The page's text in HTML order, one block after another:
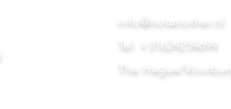
info@notanother.nl
Tel. +31624234694
The Hague/Voorburg